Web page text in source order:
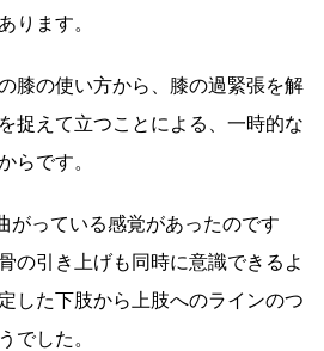
ります。
膝の使い方から、膝の過緊張を解
捉えて立つことによる、一時的な
らです。
がっている感覚があったのです
の引き上げも同時に意識できるよ
した下肢から上肢へのラインのつ
でした。